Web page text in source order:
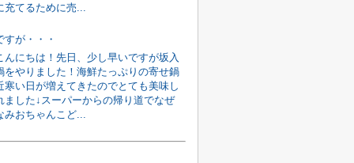
充てるために売...
が・・・
んにちは！先日、少し早いですが坂入
をやりました！海鮮たっぷりの寄せ鍋
寒い日が増えてきたのでとても美味し
ました↓スーパーからの帰り道でなぜ
みおちゃんこど...